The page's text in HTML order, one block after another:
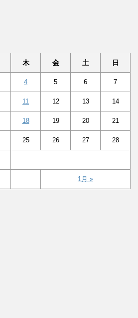
木 金 土 日
1月 »
4 5 6 7
11 12 13 14
18 19 20 21
25 26 27 28